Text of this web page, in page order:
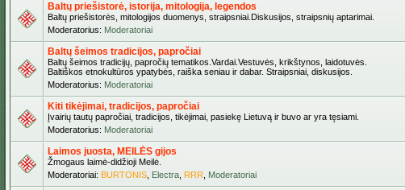
Baltų priešistorė, istorija, mitologija, legendos
Baltų priešistorės, mitologijos duomenys, straipsniai.Diskusijos, straipsnių aptarimai.
Moderatorius: Moderatoriai
Baltų šeimos tradicijos, papročiai
Baltų šeimos tradicijų, papročių tematikos.Vardai.Vestuvės, krikštynos, laidotuvės.
Baltiškos etnokultūros ypatybės, raiška seniau ir dabar. Straipsniai, diskusijos.
Moderatorius: Moderatoriai
Kiti tikėjimai, tradicijos, papročiai
Įvairių tautų papročiai, tradicijos, tikėjimai, pasiekę Lietuvą ir buvo ar yra tęsiami.
Moderatorius: Moderatoriai
Laimos juosta, MEILĖS gijos
Žmogaus laimė-didžioji Meilė.
Moderatoriai: BURTONIS Electra RRR Moderatoriai